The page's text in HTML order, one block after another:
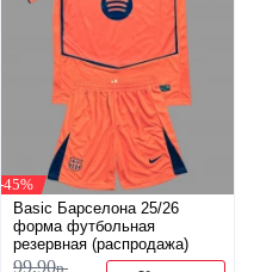
-45%
Basic Барселона 25/26
форма футбольная
резервная (распродажа)
99.90р.